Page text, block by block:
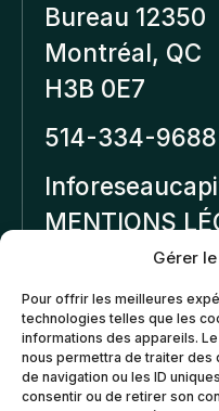
Gérer
Pour offrir les meilleures
technologies telles que les
informations des appareils.
nous permettra de traiter
de navigation ou les ID
consentir ou de retirer son
Bureau 12350
Montréal, QC
H3B 0E7
514-334-9688
MENTIONS
Politique de
confidentialité
Politiques
de